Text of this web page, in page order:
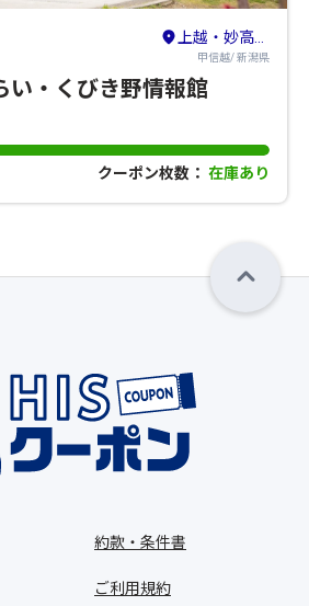
上越・妙高・糸魚川
甲信越/ 新潟県
い・くびき野情報館
クーポン枚数： 在庫あり
約款・条件書
ご利用規約